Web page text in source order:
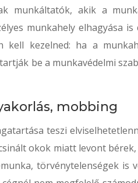
munkáltatók, akik a
munkahely elhagyása
kell kezelned: ha a
be a munkavédelmi
mobbing
teszi
okok miatt levont
törvénytelenségek is